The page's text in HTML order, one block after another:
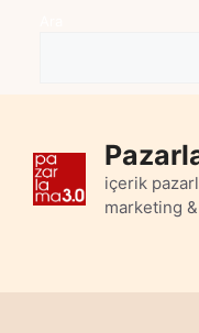
içerik
marketing